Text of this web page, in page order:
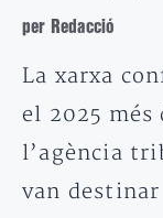
per Redacció
La xarxa
el 2025 més
l’agència
van